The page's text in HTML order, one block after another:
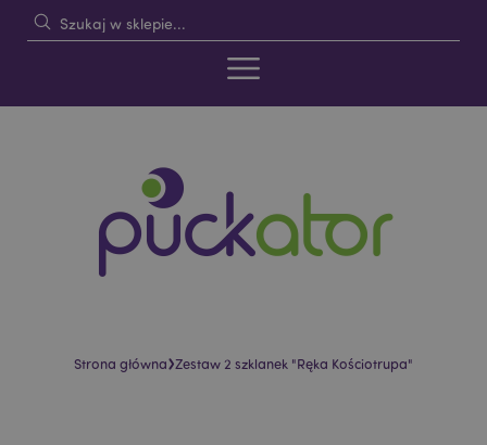
Strona główna›Zestaw 2 szklanek "Ręka Kościotrupa"